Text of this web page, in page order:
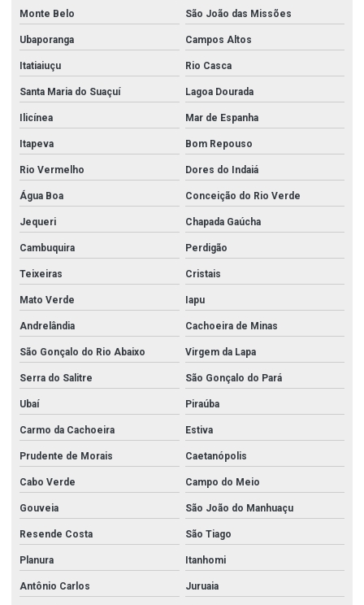
Monte Belo São João das Missões
Ubaporanga Campos Altos
Itatiaiuçu Rio Casca
Santa Maria do Suaçuí Lagoa Dourada
Ilicínea Mar de Espanha
Itapeva Bom Repouso
Rio Vermelho Dores do Indaiá
Água Boa Conceição do Rio Verde
Jequeri Chapada Gaúcha
Cambuquira Perdigão
Teixeiras Cristais
Mato Verde Iapu
Andrelândia Cachoeira de Minas
São Gonçalo do Rio Abaixo Virgem da Lapa
Serra do Salitre São Gonçalo do Pará
Ubaí Piraúba
Carmo da Cachoeira Estiva
Prudente de Morais Caetanópolis
Cabo Verde Campo do Meio
Gouveia São João do Manhuaçu
Resende Costa São Tiago
Planura Itanhomi
Antônio Carlos Juruaia